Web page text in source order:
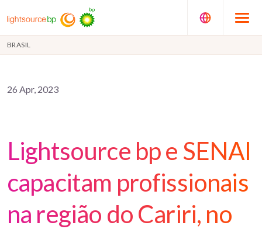
BRASIL
26 Apr, 2023
Lightsource bp e SENAI
capacitam profissionais
na região do Cariri, no